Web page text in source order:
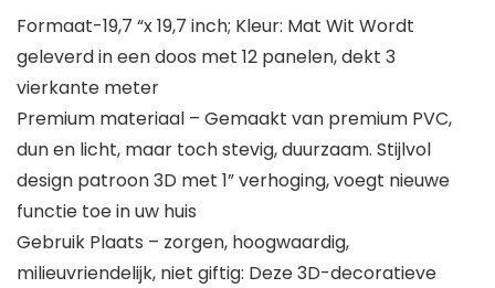
Formaat-19,7 “x 19,7 inch; Kleur: Mat Wit Wordt
geleverd in een doos met 12 panelen, dekt 3
vierkante meter
Premium materiaal – Gemaakt van premium PVC,
dun en licht, maar toch stevig, duurzaam. Stijlvol
design patroon 3D met 1” verhoging, voegt nieuwe
functie toe in uw huis
Gebruik Plaats – zorgen, hoogwaardig,
milieuvriendelijk, niet giftig: Deze 3D-decoratieve